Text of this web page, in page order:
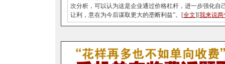
次分析，可以认为这是企业通过价格杠杆，进一步强化自
让利，意在为今后谋取更大的垄断利益”。[全文][我来说两